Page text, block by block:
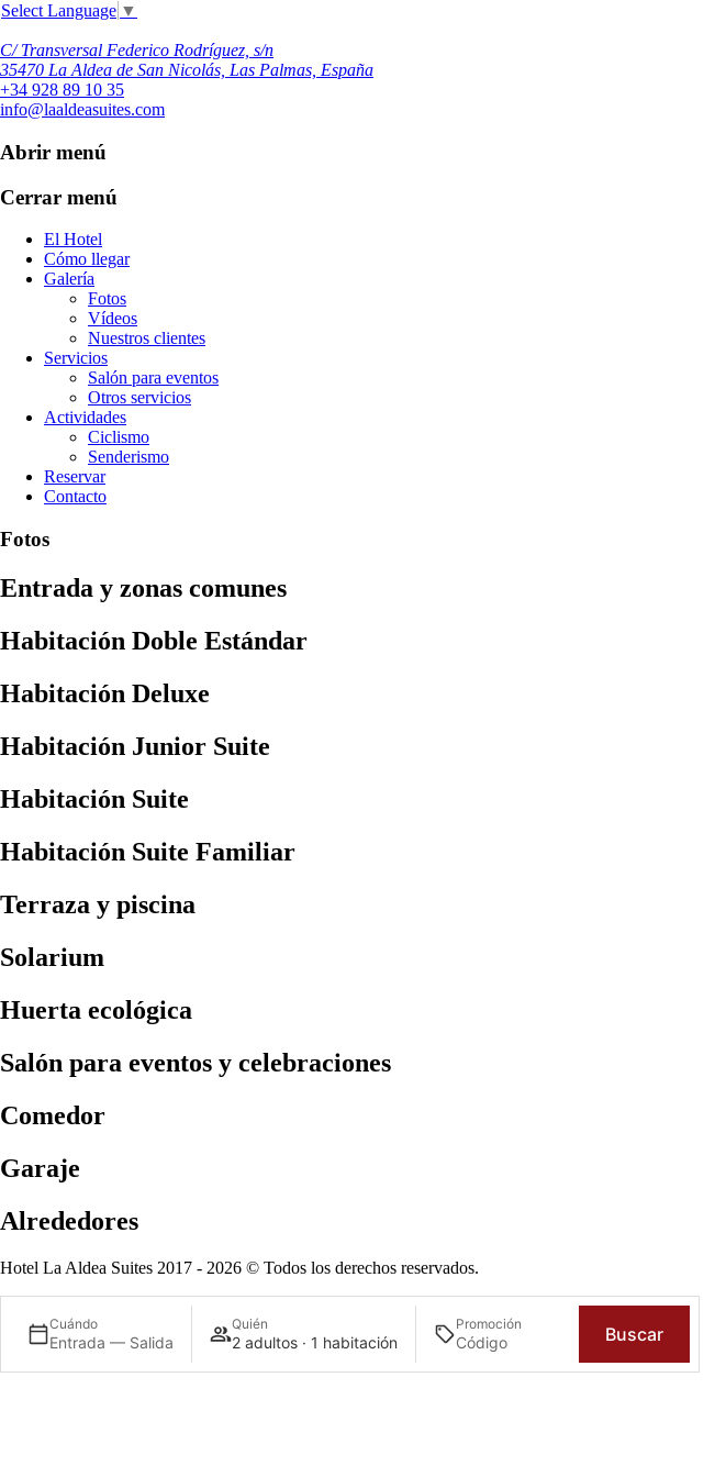
Select Language ▼
C/ Transversal Federico Rodríguez, s/n
35470 La Aldea de San Nicolás, Las Palmas, España
+34 928 89 10 35
info@laaldeasuites.com
Abrir menú
Cerrar menú
El Hotel
Cómo llegar
Galería
Fotos
Vídeos
Nuestros clientes
Servicios
Salón para eventos
Otros servicios
Actividades
Ciclismo
Senderismo
Reservar
Contacto
Fotos
Entrada y zonas comunes
Habitación Doble Estándar
Habitación Deluxe
Habitación Junior Suite
Habitación Suite
Habitación Suite Familiar
Terraza y piscina
Solarium
Huerta ecológica
Salón para eventos y celebraciones
Comedor
Garaje
Alrededores
Hotel La Aldea Suites 2017 - 2026 © Todos los derechos reservados.
Cuándo
Entrada — Salida
Quién
2 adultos · 1 habitación
Promoción Buscar